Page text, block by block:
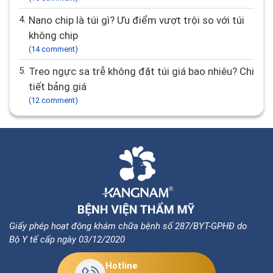
4. Nano chip là túi gì? Ưu điểm vượt trội so với túi
không chip
(14 comment)
5. Treo ngực sa trễ không đặt túi giá bao nhiêu? Chi
tiết bảng giá
(12 comment)
Giấy phép hoạt động khám chữa bệnh số 287/BYT-GPHĐ do
Bộ Y tế cấp ngày 03/12/2020
Hotline